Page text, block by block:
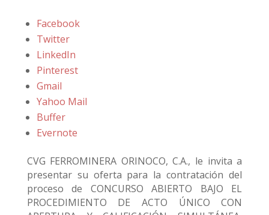
Facebook
Twitter
LinkedIn
Pinterest
Gmail
Yahoo Mail
Buffer
Evernote
CVG FERROMINERA ORINOCO, C.A., le invita a
presentar su oferta para la contratación del
proceso de CONCURSO ABIERTO BAJO EL
PROCEDIMIENTO DE ACTO ÚNICO CON